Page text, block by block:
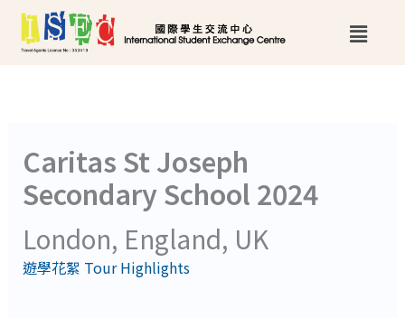
Main
Caritas St Joseph
Secondary School 2024
London, England, UK
遊學花絮 Tour Highlights